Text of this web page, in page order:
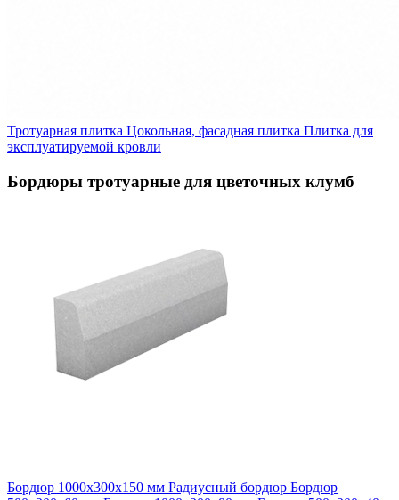
Тротуарная плитка Цокольная, фасадная плитка Плитка для
эксплуатируемой кровли
Бордюры тротуарные для цветочных клумб
Бордюр 1000х300х150 мм Радиусный бордюр Бордюр